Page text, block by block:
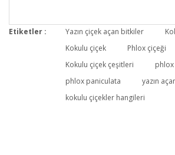
Etiketler : Yazın çiçek açan bitkiler
Kokulu çiçek
Phlox çiçeği
Kokulu çiçek çeşitleri
phlox paniculata
yazın
kokulu çiçekler hangileri